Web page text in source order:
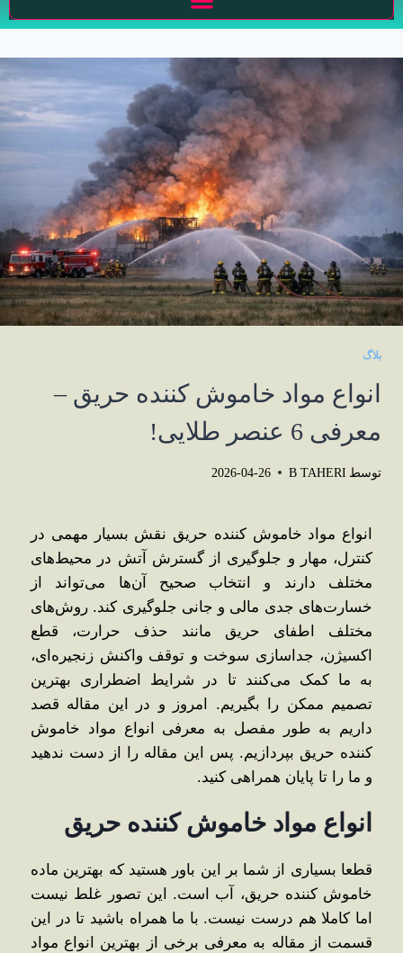
بلاگ
انواع مواد خاموش کننده حریق –
معرفی 6 عنصر طلایی!
توسط B TAHERI
2026-04-26
انواع مواد خاموش کننده حریق نقش بسیار مهمی در
کنترل، مهار و جلوگیری از گسترش آتش در محیط‌های
مختلف دارند و انتخاب صحیح آن‌ها می‌تواند از
خسارت‌های جدی مالی و جانی جلوگیری کند. روش‌های
مختلف اطفای حریق مانند حذف حرارت، قطع
اکسیژن، جداسازی سوخت و توقف واکنش زنجیره‌ای،
به ما کمک می‌کنند تا در شرایط اضطراری بهترین
تصمیم ممکن را بگیریم. امروز و در این مقاله قصد
داریم به طور مفصل به معرفی انواع مواد خاموش
کننده حریق بپردازیم. پس این مقاله را از دست ندهید
و ما را تا پایان همراهی کنید.
انواع مواد خاموش کننده حریق
قطعا بسیاری از شما بر این باور هستید که بهترین ماده
خاموش کننده حریق، آب است. این تصور غلط نیست
اما کاملا هم درست نیست. با ما همراه باشید تا در این
قسمت از مقاله به معرفی برخی از بهترین انواع مواد